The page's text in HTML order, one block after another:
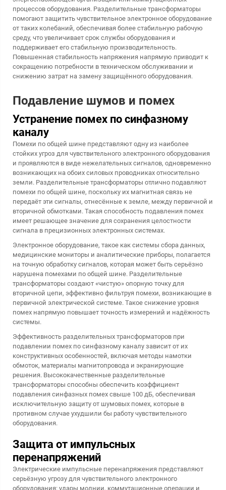
процессов оборудования. Разделительные трансформаторы
помогают защитить чувствительное электронное оборудование
от таких колебаний, обеспечивая более стабильную рабочую
среду, что увеличивает срок службы оборудования и
поддерживает его стабильную производительность.
Повышенная стабильность напряжения напрямую приводит к
сокращению потребности в техническом обслуживании и
снижению затрат на замену защищённого оборудования.
Подавление шумов и помех
Устранение помех по синфазному
каналу
Помехи по общей шине представляют одну из наиболее
стойких угроз для чувствительного электронного оборудования
и проявляются в виде нежелательных сигналов, одновременно
возникающих на обоих силовых проводниках относительно
земли. Разделительные трансформаторы отлично подавляют
помехи по общей шине, поскольку их магнитная связь не
передаёт эти сигналы, отнесённые к земле, между первичной и
вторичной обмотками. Такая способность подавления помех
имеет решающее значение для сохранения целостности
сигнала в прецизионных электронных системах.
Электронное оборудование, такое как системы сбора данных,
медицинские мониторы и аналитические приборы, полагается
на точную обработку сигналов, которая может быть серьёзно
нарушена помехами по общей шине. Разделительные
трансформаторы создают «чистую» опорную точку для
вторичной цепи, эффективно фильтруя помехи, возникающие в
первичной электрической системе. Такое снижение уровня
помех напрямую повышает точность измерений и надёжность
системы.
Эффективность разделительных трансформаторов при
подавлении помех по синфазному каналу зависит от их
конструктивных особенностей, включая методы намотки
обмоток, материалы магнитопровода и экранирующие
решения. Высококачественные разделительные
трансформаторы способны обеспечить коэффициент
подавления синфазных помех свыше 100 дБ, обеспечивая
исключительную защиту от шумовых помех, которые в
противном случае ухудшили бы работу чувствительного
оборудования.
Защита от импульсных
перенапряжений
Электрические импульсные перенапряжения представляют
серьёзную угрозу для чувствительного электронного
оборудования: удары молнии, коммутационные операции и